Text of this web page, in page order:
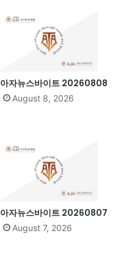
아자뉴스바이트 20260808
August 8, 2026
아자뉴스바이트 20260807
August 7, 2026